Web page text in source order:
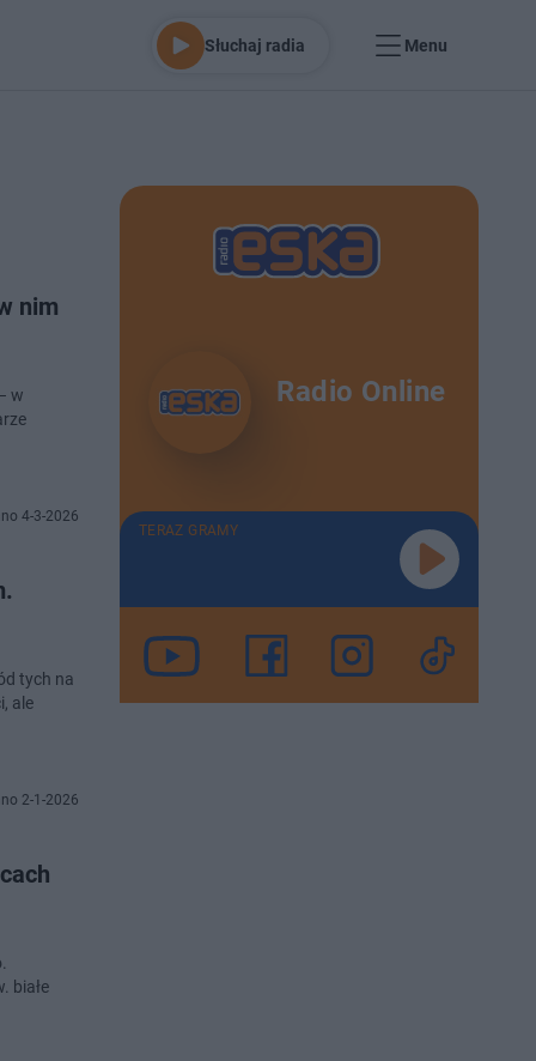
Słuchaj radia Menu
nim
w
4-3-2026
tych na
ale
2-1-2026
białe
Radio Online
TERAZ GRAMY